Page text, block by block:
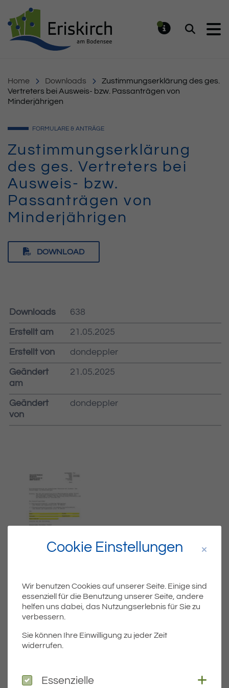
Suchen
Home Downloads
Zustimmungserklärung des ges.
Vertreters bei Ausweis- bzw. Passanträgen von
Minderjährigen
FORMULARE & ANTRÄGE
Zustimmungserklärung
des ges. Vertreters bei
Ausweis- bzw.
Passanträgen von
Minderjährigen
DOWNLOAD
Downloads 638
Erstellt am 21.05.2025
Erstellt von dondeppler
Geändert
am
21.05.2025
Geändert
von
dondeppler
Dateiname
ZUSTIMMUNGSERKLAERUNG-DER-GES-
VERTRETER-BEI-AUSWEIS-BZW-
PASSANTRAEGEN-VON-
Dateityp
Cookie Einstellungen
Wir benutzen Cookies auf unserer Seite. Einige sind
essenziell für die Benutzung unserer Seite, andere
helfen uns dabei, das Nutzungserlebnis für Sie zu
verbessern.
Sie können Ihre Einwilligung zu jeder Zeit
widerrufen.
Essenzielle
Essenzielle